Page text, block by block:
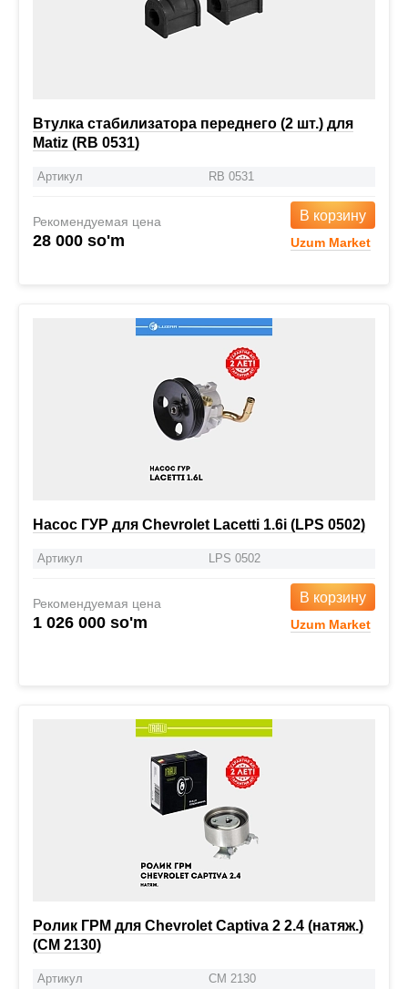
Втулка стабилизатора переднего (2 шт.) для
Matiz (RB 0531)
Артикул RB 0531
Рекомендуемая цена
28 000 so'm
В корзину
Uzum Market
Насос ГУР для Chevrolet Lacetti 1.6i (LPS 0502)
Артикул LPS 0502
Рекомендуемая цена
1 026 000 so'm
В корзину
Uzum Market
Ролик ГРМ для Chevrolet Captiva 2 2.4 (натяж.)
(CM 2130)
Артикул CM 2130